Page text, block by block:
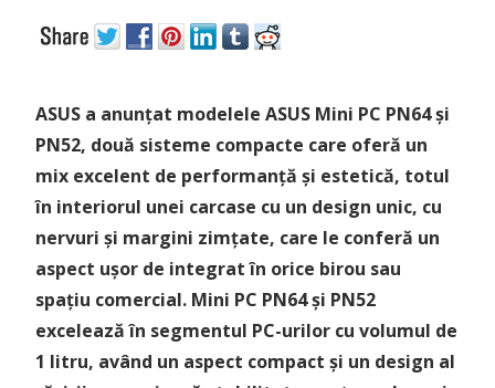
ASUS a anunțat modelele ASUS Mini PC PN64 și
PN52, două sisteme compacte care oferă un
mix excelent de performanță și estetică, totul
în interiorul unei carcase cu un design unic, cu
nervuri și margini zimțate, care le conferă un
aspect ușor de integrat în orice birou sau
spațiu comercial. Mini PC PN64 și PN52
excelează în segmentul PC-urilor cu volumul de
1 litru, având un aspect compact și un design al